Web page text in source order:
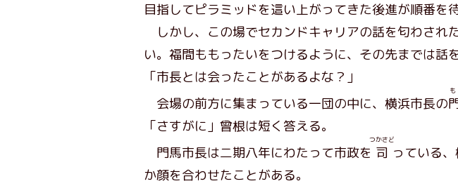
目指してピラミッドを這い上がってきた後進が順番を
しかし、この場でセカンドキャリアの話を匂わされ
い。福間ももったいをつけるように、その先までは話
「市長とは会ったことがあるよな？」
会場の前方に集まっている一団の中に、横浜市長の
「さすがに」曾根は短く答える。
門馬市長は二期八年にわたって市政を 司
つかさど
っている
か顔を合わせたことがある。